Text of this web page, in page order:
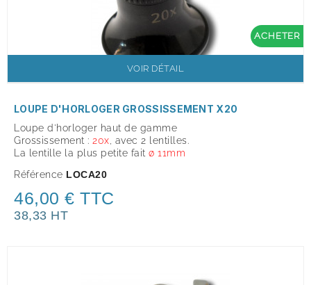
ACHETER
VOIR DÉTAIL
LOUPE D'HORLOGER GROSSISSEMENT X20
Loupe d'horloger haut de gamme
Grossissement : 20x , avec 2 lentilles.
La lentille la plus petite fait ø 11mm
Référence LOCA20
46,00 € TTC
38,33 HT